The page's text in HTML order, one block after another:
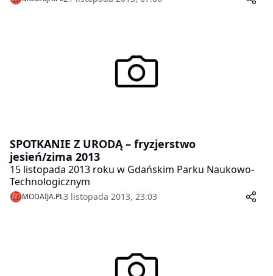
SPOTKANIE Z URODĄ – fryzjerstwo
jesień/zima 2013
15 listopada 2013 roku w Gdańskim Parku Naukowo-
Technologicznym
MODAIJA.PL3 listopada 2013, 23:03